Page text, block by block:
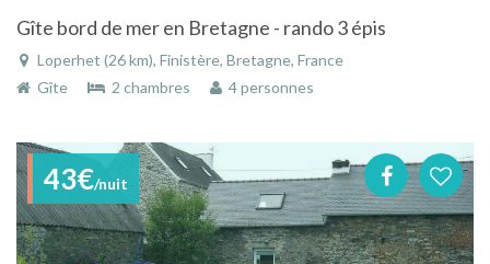
Gîte bord de mer en Bretagne - rando 3 épis
Loperhet (26 km), Finistère, Bretagne, France
Gîte
2 chambres 4 personnes
43€/nuit